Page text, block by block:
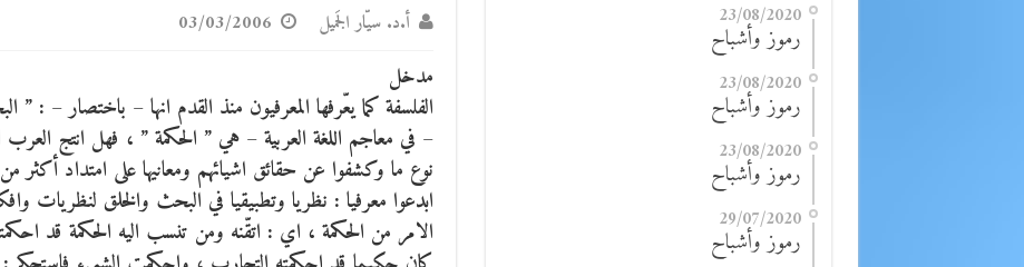
أ.د. سيّار الجَميل 03/03/2006
مدخل
الفلسفة كما يعّرفها المعرفيون منذ القدم انها – باختصار – :
– في معاجم اللغة العربية – هي ” الحكمة ” ، فهل انتج
نوع ما وكشفوا عن حقائق اشيائهم ومعانيها على امتداد
ابدعوا معرفيا : نظريا وتطبيقيا في البحث والخلق لنظريات
الامر من الحكمة ، اي : اتقّنه ومن تنسب اليه الحكمة قد
23/08/2020
رموز وأشباح
23/08/2020
رموز وأشباح
23/08/2020
رموز وأشباح
29/07/2020
رموز وأشباح